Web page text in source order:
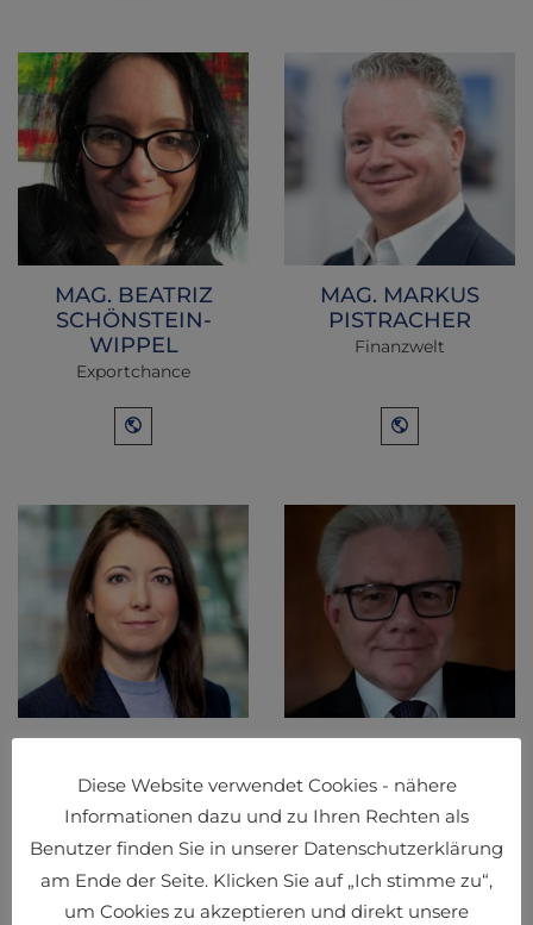
MAG. BEATRIZ
SCHÖNSTEIN-
WIPPEL
Exportchance
MAG. MARKUS
PISTRACHER
Finanzwelt
DILCH, MSC
Immobilien
ROSSMANN
Kunst Kultur
Diese Website verwendet Cookies - nähere
Informationen dazu und zu Ihren Rechten als
Benutzer finden Sie in unserer Datenschutzerklärung
am Ende der Seite. Klicken Sie auf „Ich stimme zu“,
um Cookies zu akzeptieren und direkt unsere